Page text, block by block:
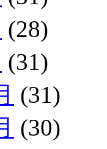
(28)
(31)
(31)
(30)